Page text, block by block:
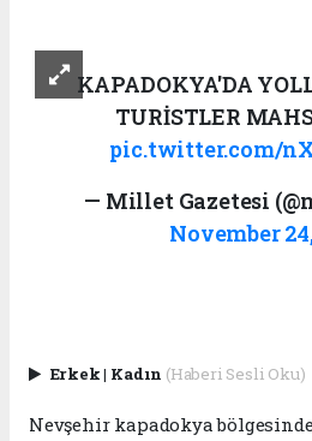
KAPADOKYA'DA
TURİSTLER
pic.twitter.com/
— Millet Gazetesi
November
Erkek| Kadın (Haberi Sesli Oku)
Nevşehir kapadokya